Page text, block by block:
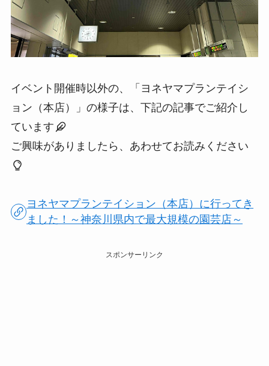
イベント開催時以外の、「ヨネヤマプランテイシ
ョン（本店）」の様子は、下記の記事でご紹介し
ています
ご興味がありましたら、あわせてお読みください
ヨネヤマプランテイション（本店）に行ってき
ました！～神奈川県内で最大規模の園芸店～
スポンサーリンク